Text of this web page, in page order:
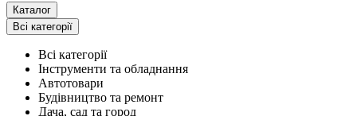
Каталог
Всі категорії
Всі категорії
Інструменти та обладнання
Автотовари
Будівництво та ремонт
Дача, сад та город